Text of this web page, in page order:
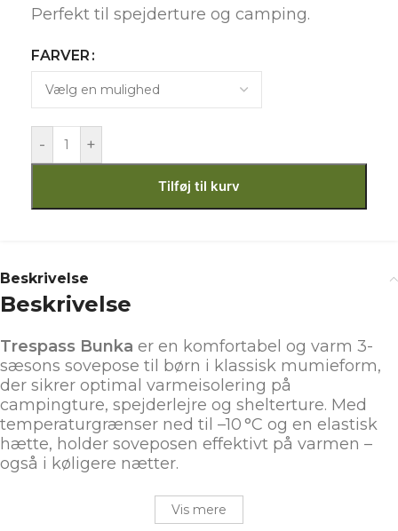
Perfekt til spejderture og camping.
FARVER
- +
Tilføj til kurv
Beskrivelse
Beskrivelse
Trespass Bunka er en komfortabel og varm 3-
sæsons sovepose til børn i klassisk mumieform,
der sikrer optimal varmeisolering på
campingture, spejderlejre og shelterture. Med
temperaturgrænser ned til –10 °C og en elastisk
hætte, holder soveposen effektivt på varmen –
også i køligere nætter.
Vis mere